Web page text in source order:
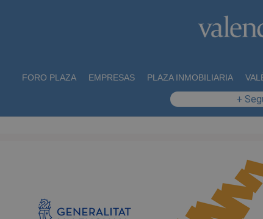
FORO PLAZA EMPRESAS PLAZA INMOBILIARIA
+